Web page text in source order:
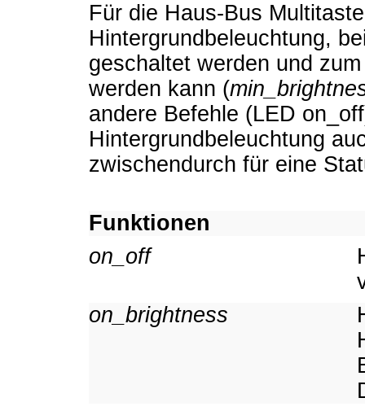
Für die Haus-Bus
Hintergrundbeleuchtung,
geschaltet werden und
werden kann (
andere Befehle (LED
Hintergrundbeleuchtung
zwischendurch für eine
Funktionen
on_off
on_brightness